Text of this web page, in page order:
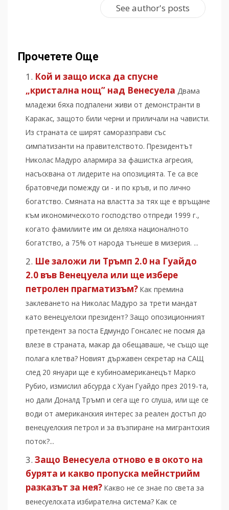
See author's posts
Прочетете Още
Кой и защо иска да спусне
„кристална нощ” над Венесуела Двама
младежи бяха подпалени живи от демонстранти в
Каракас, защото били черни и приличали на чависти.
Из страната се ширят саморазправи със
симпатизанти на правителството. Президентът
Николас Мадуро алармира за фашистка агресия,
насъсквана от лидерите на опозицията. Те са все
братовчеди помежду си - и по кръв, и по лично
богатство. Смяната на властта за тях ще е връщане
към икономическото господство отпреди 1999 г.,
когато фамилиите им си деляха националното
богатство, а 75% от народа тънеше в мизерия. ...
Ше заложи ли Тръмп 2.0 на Гуайдо
2.0 във Венецуела или ще избере
петролен прагматизъм? Как премина
заклеването на Николас Мадуро за трети мандат
като венецуелски президент? Защо опозиционният
претендент за поста Едмундо Гонсалес не посмя да
влезе в страната, макар да обещаваше, че също ще
полага клетва? Новият държавен секретар на САЩ
след 20 януари ще е кубиноамериканецът Марко
Рубио, измислил абсурда с Хуан Гуайдо през 2019-та,
но дали Доналд Тръмп и сега ще го слуша, или ще се
води от американския интерес за реален достъп до
венецуелския петрол и за възпиране на мигрантския
поток?...
Защо Венесуела отново е в окото на
бурята и какво пропуска мейнстрийм
разказът за нея? Какво не се знае по света за
венесуелската избирателна система? Как се